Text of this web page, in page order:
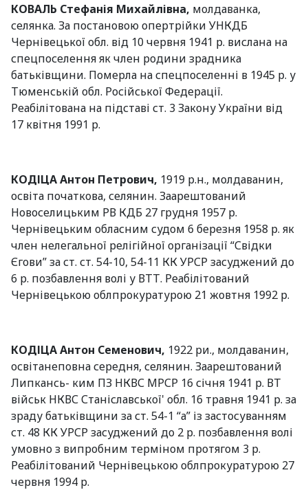
КОВАЛЬ Стефанія Михайлівна, молдаванка,
селянка. За постановою опертрійки УНКДБ
Чернівецької обл. від 10 червня 1941 р. вислана на
спецпоселення як член родини зрадника
батьківщини. Померла на спецпоселенні в 1945 р. у
Тюменській обл. Російської Федерації.
Реабілітована на підставі ст. 3 Закону України від
17 квітня 1991 р.
КОДІЦААнтон Петрович, 1919 р.н., молдаванин,
освіта початкова, селянин. Заарештований
Новоселицьким РВ КДБ 27 грудня 1957 р.
Чернівецьким обласним судом 6 березня 1958 р. як
член нелегальної релігійної організації “Свідки
Єгови” за ст. ст. 54-10, 54-11 КК УРСР засуджений до
6 р. позбавлення волі у ВТТ. Реабілітований
Чернівецькою облпрокуратурою 21 жовтня 1992 р.
КОДІЦААнтон Семенович, 1922 ри., молдаванин,
освітанеповна середня, селянин. Заарештований
Липкансь- ким ПЗ НКВС МРСР 16 січня 1941 р. ВТ
військ НКВС Станіславської' обл. 16 травня 1941 р. за
зраду батьківщини за ст. 54-1 “а” із застосуванням
ст. 48 КК УРСР засуджений до 2 р. позбавлення волі
умовно з випробним терміном протягом 3 р.
Реабілітований Чернівецькою облпрокуратурою 27
червня 1994 р.